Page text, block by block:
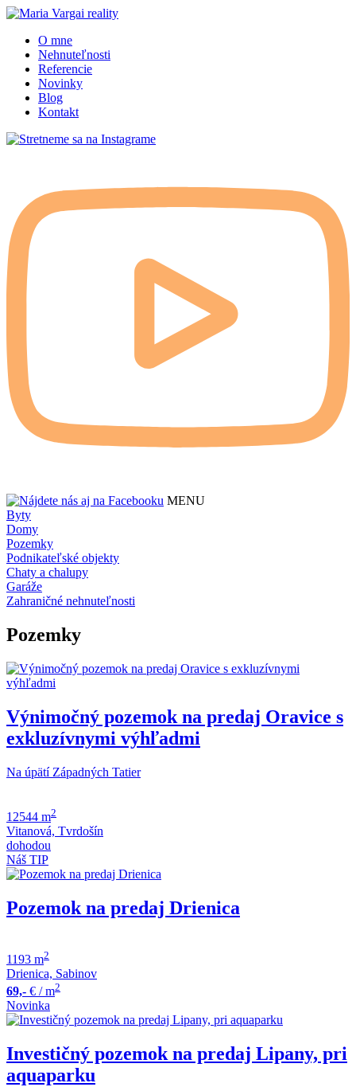
O mne
Nehnuteľnosti
Referencie
Novinky
Blog
Kontakt
MENU
Byty
Domy
Pozemky
Podnikateľské objekty
Chaty a chalupy
Garáže
Zahraničné nehnuteľnosti
Pozemky
Výnimočný pozemok na predaj Oravice s
exkluzívnymi výhľadmi
Na úpätí Západných Tatier
12544 m2
Vitanová, Tvrdošín
dohodou
Náš TIP
Pozemok na predaj Drienica
1193 m2
Drienica, Sabinov
69,- € / m2
Novinka
Investičný pozemok na predaj Lipany, pri
aquaparku